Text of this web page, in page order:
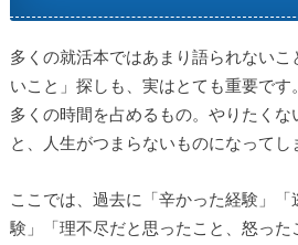
多くの就活本ではあまり語られない
いこと」探しも、実はとても重要で
多くの時間を占めるもの。やりたくな
と、人生がつまらないものになってし
ここでは、過去に「辛かった経験」
験」「理不尽だと思ったこと、怒っ